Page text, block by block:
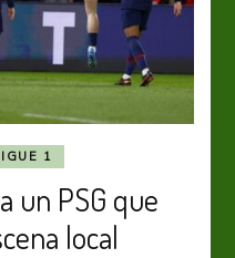
1
un PSG que
local